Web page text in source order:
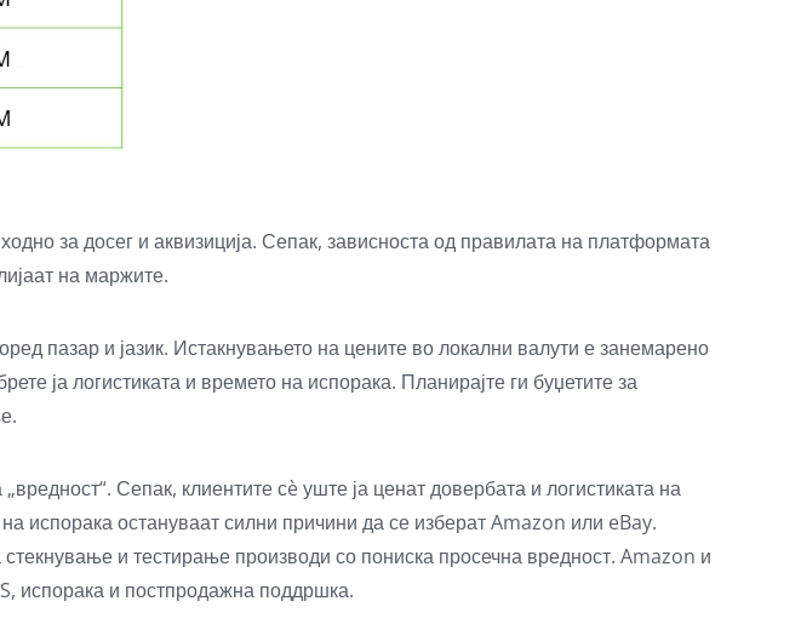
за досег и аквизиција. Сепак, зависноста од правилата на платформата
на маржите.
пазар и јазик. Истакнувањето на цените во локални валути е занемарено
ја логистиката и времето на испорака. Планирајте ги буџетите за
Сепак, клиентите сè уште ја ценат довербата и логистиката на
испорака остануваат силни причини да се изберат Amazon или eBay.
и тестирање производи со пониска просечна вредност. Amazon и
испорака и постпродажна поддршка.